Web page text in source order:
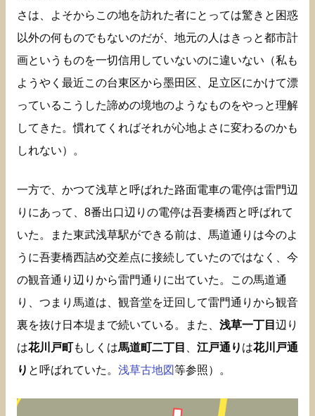
さは、よそからこの地を訪れた者にとっては驚きと困惑
以外の何ものでもないのだが、地元の人はきっと都市計
画というものを一切信用していないのに違いない（私も
ようやく最近この台東区から墨田区、足立区にかけて漂
っているこうした諦めの境地のようなものをやっと理解
してきた。慣れてくればそれが心地よさに変わるのかも
しれない）。
一方で、かつて浅草と呼ばれた路面電車の電停は雷門辺
りにあって、8番出口辺りの電停は吾妻橋西と呼ばれて
いた。また東武浅草駅ができる前は、馬道通りは今のよ
うに吾妻橋西詰め交差点に接続していたのではなく、今
の観音通り辺りから雷門通りに出ていた。この馬道通
り、つまり馬道は、観音堂を迂回して雷門通りから観音
裏を抜け日本堤まで続いている。また、 浅草一丁目 辺り
は花川戸町もしくは馬道町二丁目 江戸通り は花川戸通
り と呼ばれていた。 浅草古地図等参照）。